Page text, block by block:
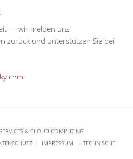
— wir melden uns
zurück und unterstützen Sie bei
& CLOUD COMPUTING
IMPRESSUM
TECHNISCHE